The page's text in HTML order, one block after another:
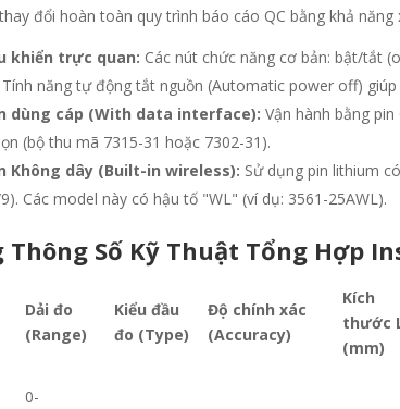
đổi hoàn toàn quy trình báo cáo QC bằng khả
khiển trực quan: Các nút chức năng cơ bản: bật/tắt
Tính năng tự động tắt nguồn (Automatic power off)
dùng cáp (With data interface): Vận hành bằng pin
(bộ thu mã 7315-31 hoặc 7302-31).
Không dây (Built-in wireless): Sử dụng pin lithium
. Các model này có hậu tố "WL" (ví dụ: 3561-25AWL).
Thông Số Kỹ Thuật Tổng Hợp
Dải đo
(Range)
Kiểu đầu
đo (Type)
Độ chính xác
(Accuracy)
Kích
thước
(mm)
0-